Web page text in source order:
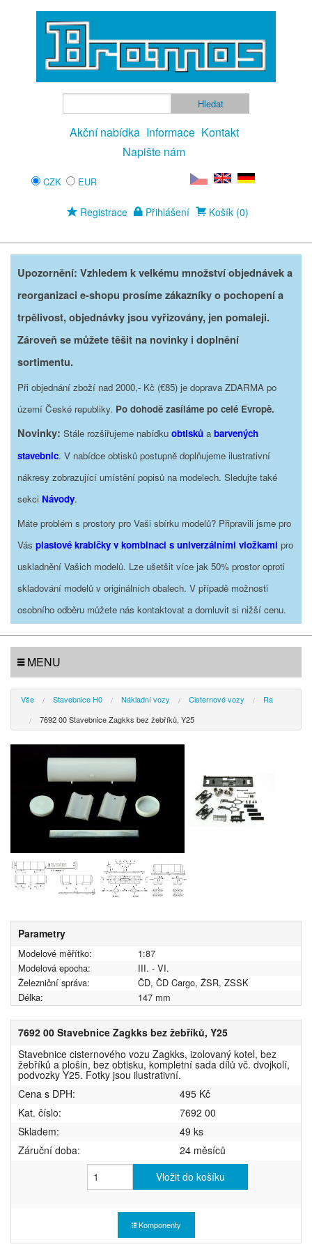
Akční nabídka Informace Kontakt
Napište nám
CZK EUR
Registrace Přihlášení Košík (0)
Upozornění: Vzhledem k velkému množství objednávek a
reorganizaci e-shopu prosíme zákazníky o pochopení a
trpělivost, objednávky jsou vyřizovány, jen pomaleji.
Zároveň se můžete těšit na novinky i doplnění
sortimentu.
Při objednání zboží nad 2000,- Kč (€85) je doprava ZDARMA po
území České republiky. Po dohodě zasíláme po celé Evropě.
Novinky: Stále rozšiřujeme nabídku obtisků a barvených
stavebnic. V nabídce obtisků postupně doplňujeme ilustrativní
nákresy zobrazující umístění popisů na modelech. Sledujte také
sekci Návody.
Máte problém s prostory pro Vaši sbírku modelů? Připravili jsme pro
Vás plastové krabičky v kombinaci s univerzálními vložkami pro
uskladnění Vašich modelů. Lze ušetšit více jak 50% prostor oproti
skladování modelů v originálních obalech. V případě možnosti
osobního odběru můžete nás kontaktovat a domluvit si nižší cenu.
MENU
Vše Stavebnice H0 Nákladní vozy Cisternové vozy
Ra
7692 00 Stavebnice Zagkks bez žebříků, Y25
Parametry
Modelové měřítko:
1:87
Modelová epocha:
III. - VI.
Železniční správa:
ČD, ČD Cargo, ŽSR, ZSSK
Délka:
147 mm
7692 00 Stavebnice Zagkks bez žebříků, Y25
Stavebnice cisternového vozu Zagkks, izolovaný kotel, bez
žebříků a plošin, bez obtisku, kompletní sada dílů vč. dvojkolí,
podvozky Y25. Fotky jsou ilustrativní.
Cena s DPH:
495 Kč
Kat. číslo:
7692 00
Skladem:
49 ks
Záruční doba:
24 měsíců
Vložit do košíku
Komponenty